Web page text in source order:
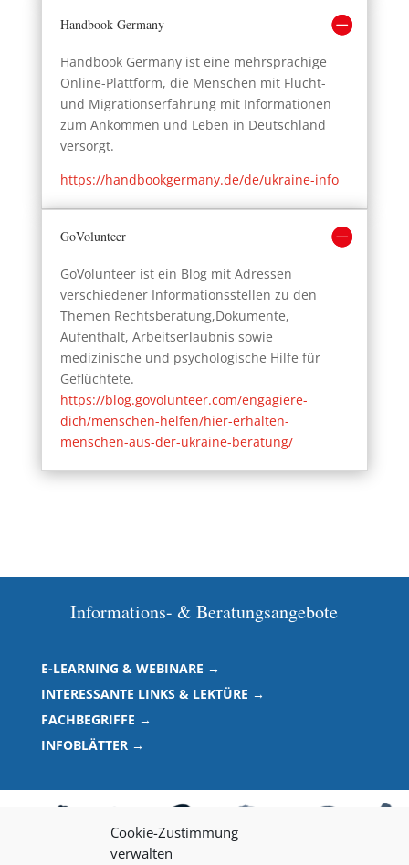
Cookie-Zustimmung
verwalten
Handbook Germany
Handbook Germany ist eine mehrsprachige
Online-Plattform, die Menschen mit Flucht-
und Migrationserfahrung mit Informationen
zum Ankommen und Leben in Deutschland
versorgt.
https://handbookgermany.de/de/ukraine-info
GoVolunteer
GoVolunteer ist ein Blog mit Adressen
verschiedener Informationsstellen zu den
Themen Rechtsberatung,Dokumente,
Aufenthalt, Arbeitserlaubnis sowie
medizinische und psychologische Hilfe für
Geflüchtete.
https://blog.govolunteer.com/engagiere-
dich/menschen-helfen/hier-erhalten-
menschen-aus-der-ukraine-beratung/
Informations- & Beratungsangebote
E-LEARNING & WEBINARE →
INTERESSANTE LINKS & LEKTÜRE →
FACHBEGRIFFE →
INFOBLÄTTER →